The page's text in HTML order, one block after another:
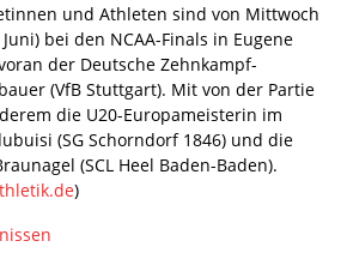
und Athleten sind von Mittwoch
bei den NCAA-Finals in Eugene
der Deutsche Zehnkampf-
(VfB Stuttgart). Mit von der Partie
die U20-Europameisterin im
(SG Schorndorf 1846) und die
(SCL Heel Baden-Baden).
)